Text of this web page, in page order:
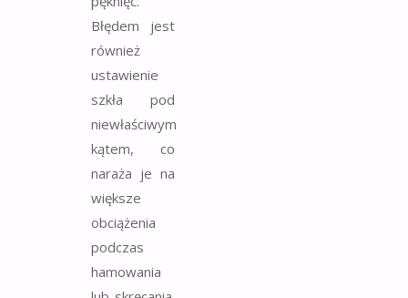
Błędem jest
również
ustawienie
szkła pod
niewłaściwym
kątem, co
naraża je na
większe
obciążenia
podczas
hamowania